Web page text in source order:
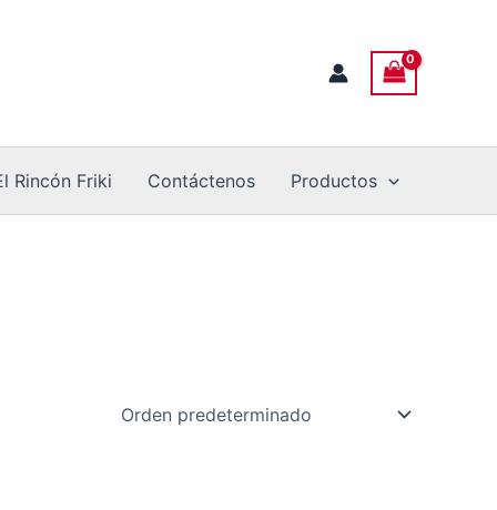
Rincón Friki Contáctenos Productos